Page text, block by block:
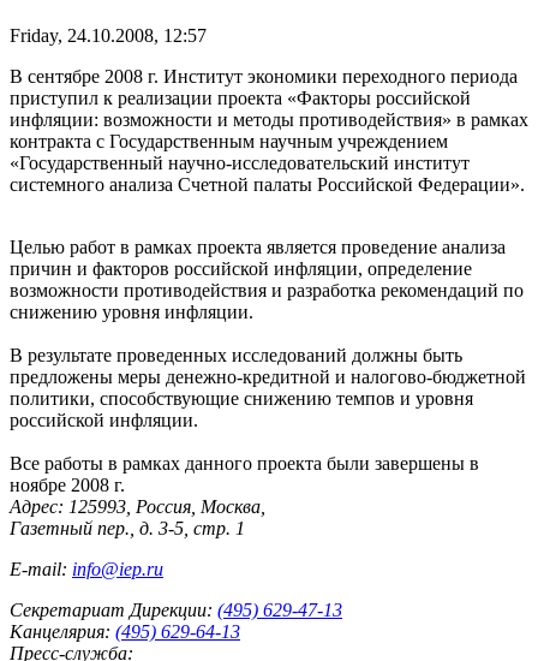
Friday, 24.10.2008, 12:57
В сентябре 2008 г. Институт экономики переходного периода
приступил к реализации проекта «Факторы российской
инфляции: возможности и методы противодействия» в рамках
контракта с Государственным научным учреждением
«Государственный научно-исследовательский институт
системного анализа Счетной палаты Российской Федерации».
Целью работ в рамках проекта является проведение анализа
причин и факторов российской инфляции, определение
возможности противодействия и разработка рекомендаций по
снижению уровня инфляции.
В результате проведенных исследований должны быть
предложены меры денежно-кредитной и налогово-бюджетной
политики, способствующие снижению темпов и уровня
российской инфляции.
Все работы в рамках данного проекта были завершены в
ноябре 2008 г.
Адрес: 125993, Россия, Москва,
Газетный пер., д. 3-5, стр. 1
E-mail: info@iep.ru
Секретариат Дирекции: (495) 629-47-13
Канцелярия: (495) 629-64-13
Пресс-служба: